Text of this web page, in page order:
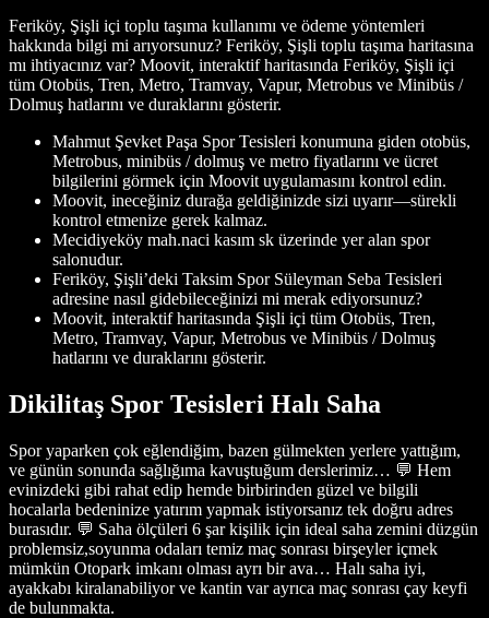
Feriköy, Şişli içi toplu taşıma kullanımı ve ödeme yöntemleri
hakkında bilgi mi arıyorsunuz? Feriköy, Şişli toplu taşıma haritasına
mı ihtiyacınız var? Moovit, interaktif haritasında Feriköy, Şişli içi
tüm Otobüs, Tren, Metro, Tramvay, Vapur, Metrobus ve Minibüs /
Dolmuş hatlarını ve duraklarını gösterir.
Mahmut Şevket Paşa Spor Tesisleri konumuna giden otobüs,
Metrobus, minibüs / dolmuş ve metro fiyatlarını ve ücret
bilgilerini görmek için Moovit uygulamasını kontrol edin.
Moovit, ineceğiniz durağa geldiğinizde sizi uyarır—sürekli
kontrol etmenize gerek kalmaz.
Mecidiyeköy mah.naci kasım sk üzerinde yer alan spor
salonudur.
Feriköy, Şişli’deki Taksim Spor Süleyman Seba Tesisleri
adresine nasıl gidebileceğinizi mi merak ediyorsunuz?
Moovit, interaktif haritasında Şişli içi tüm Otobüs, Tren,
Metro, Tramvay, Vapur, Metrobus ve Minibüs / Dolmuş
hatlarını ve duraklarını gösterir.
Dikilitaş Spor Tesisleri Halı Saha
Spor yaparken çok eğlendiğim, bazen gülmekten yerlere yattığım,
ve günün sonunda sağlığıma kavuştuğum derslerimiz… 💬 Hem
evinizdeki gibi rahat edip hemde birbirinden güzel ve bilgili
hocalarla bedeninize yatırım yapmak istiyorsanız tek doğru adres
burasıdır. 💬 Saha ölçüleri 6 şar kişilik için ideal saha zemini düzgün
problemsiz,soyunma odaları temiz maç sonrası birşeyler içmek
mümkün Otopark imkanı olması ayrı bir ava… Halı saha iyi,
ayakkabı kiralanabiliyor ve kantin var ayrıca maç sonrası çay keyfi
de bulunmakta.